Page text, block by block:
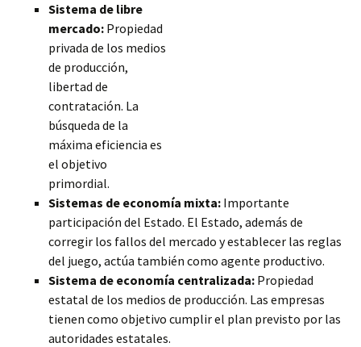
Sistema de libre
mercado: Propiedad
privada de los medios
de producción,
libertad de
contratación. La
búsqueda de la
máxima eficiencia es
el objetivo
primordial.
Sistemas de economía mixta: Importante
participación del Estado. El Estado, además de
corregir los fallos del mercado y establecer las reglas
del juego, actúa también como agente productivo.
Sistema de economía centralizada: Propiedad
estatal de los medios de producción. Las empresas
tienen como objetivo cumplir el plan previsto por las
autoridades estatales.